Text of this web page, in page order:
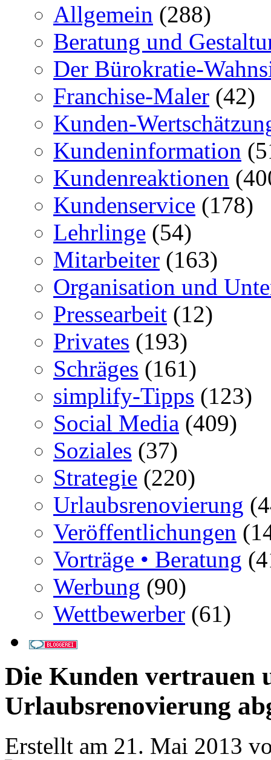
Allgemein (288)
Beratung und
Der Bürokratie-
Franchise-Maler (42)
Kunden-
Kundeninformation
Kundenreaktionen
Kundenservice (178)
Lehrlinge (54)
Mitarbeiter (163)
Organisation und
Pressearbeit (12)
Privates (193)
Schräges (161)
simplify-Tipps (123)
Social Media (409)
Soziales (37)
Strategie (220)
Urlaubsrenovierung
Veröffentlichungen
Vorträge • Beratung
Werbung (90)
Wettbewerber (61)
Die Kunden vertrauen
Urlaubsrenovierung
Erstellt am 21. Mai 2013